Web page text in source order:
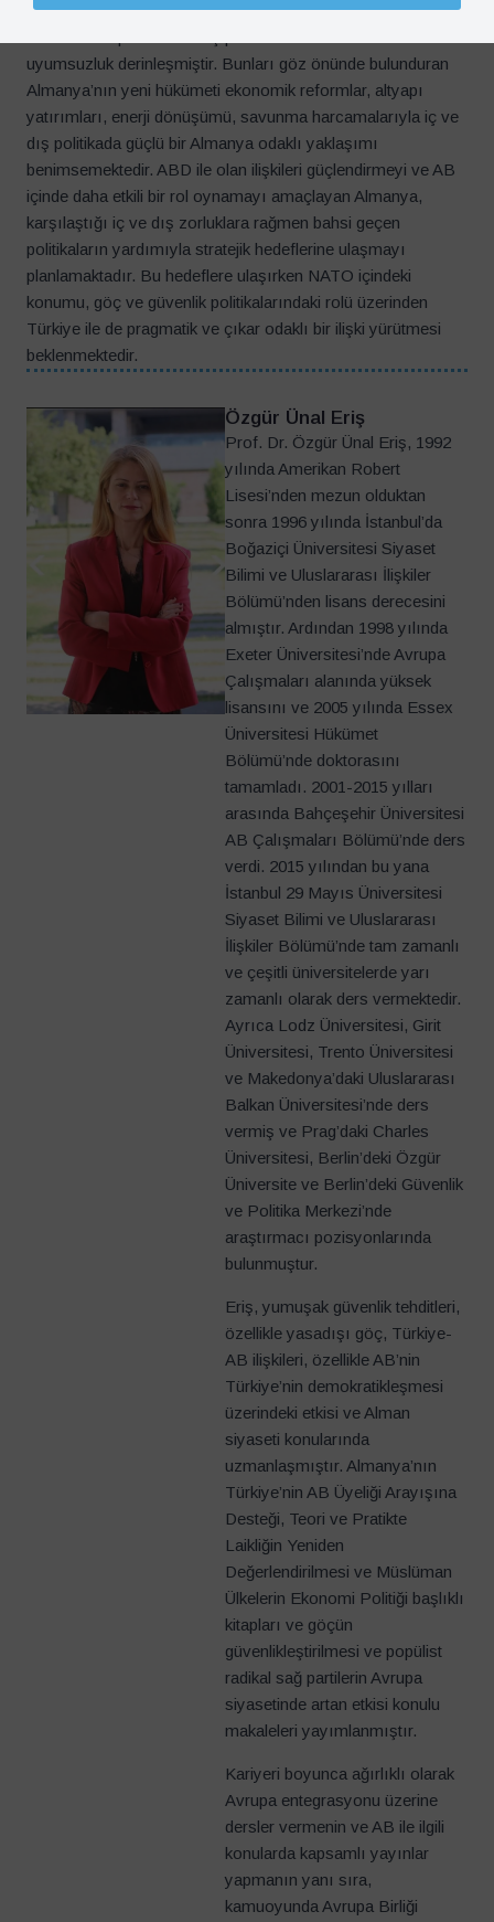
olmasıyla transatlantik ilişkiler belirsizleşmiş, Berlin’in
uyumsuzluk derinleşmiştir. Bunları göz önünde bulunduran
Almanya’nın yeni hükümeti ekonomik reformlar, altyapı
yatırımları, enerji dönüşümü, savunma harcamalarıyla iç ve
dış politikada güçlü bir Almanya odaklı yaklaşımı
benimsemektedir. ABD ile olan ilişkileri güçlendirmeyi ve AB
içinde daha etkili bir rol oynamayı amaçlayan Almanya,
karşılaştığı iç ve dış zorluklara rağmen bahsi geçen
politikaların yardımıyla stratejik hedeflerine ulaşmayı
planlamaktadır. Bu hedeflere ulaşırken NATO içindeki
konumu, göç ve güvenlik politikalarındaki rolü üzerinden
Türkiye ile de pragmatik ve çıkar odaklı bir ilişki yürütmesi
beklenmektedir.
Özgür Ünal Eriş
Prof. Dr. Özgür Ünal Eriş, 1992
yılında Amerikan Robert
Lisesi’nden mezun olduktan
sonra 1996 yılında İstanbul’da
Boğaziçi Üniversitesi Siyaset
Bilimi ve Uluslararası İlişkiler
Bölümü’nden lisans derecesini
almıştır. Ardından 1998 yılında
Exeter Üniversitesi’nde Avrupa
Çalışmaları alanında yüksek
lisansını ve 2005 yılında Essex
Üniversitesi Hükümet
Bölümü’nde doktorasını
tamamladı. 2001-2015 yılları
arasında Bahçeşehir Üniversitesi
AB Çalışmaları Bölümü’nde ders
verdi. 2015 yılından bu yana
İstanbul 29 Mayıs Üniversitesi
Siyaset Bilimi ve Uluslararası
İlişkiler Bölümü’nde tam zamanlı
ve çeşitli üniversitelerde yarı
zamanlı olarak ders vermektedir.
Ayrıca Lodz Üniversitesi, Girit
Üniversitesi, Trento Üniversitesi
ve Makedonya’daki Uluslararası
Balkan Üniversitesi’nde ders
vermiş ve Prag’daki Charles
Üniversitesi, Berlin’deki Özgür
Üniversite ve Berlin’deki Güvenlik
ve Politika Merkezi’nde
araştırmacı pozisyonlarında
bulunmuştur.
Eriş, yumuşak güvenlik tehditleri,
özellikle yasadışı göç, Türkiye-
AB ilişkileri, özellikle AB’nin
Türkiye’nin demokratikleşmesi
üzerindeki etkisi ve Alman
siyaseti konularında
uzmanlaşmıştır. Almanya’nın
Türkiye’nin AB Üyeliği Arayışına
Desteği, Teori ve Pratikte
Laikliğin Yeniden
Değerlendirilmesi ve Müslüman
Ülkelerin Ekonomi Politiği başlıklı
kitapları ve göçün
güvenlikleştirilmesi ve popülist
radikal sağ partilerin Avrupa
siyasetinde artan etkisi konulu
makaleleri yayımlanmıştır.
Kariyeri boyunca ağırlıklı olarak
Avrupa entegrasyonu üzerine
dersler vermenin ve AB ile ilgili
konularda kapsamlı yayınlar
yapmanın yanı sıra,
kamuoyunda Avrupa Birliği